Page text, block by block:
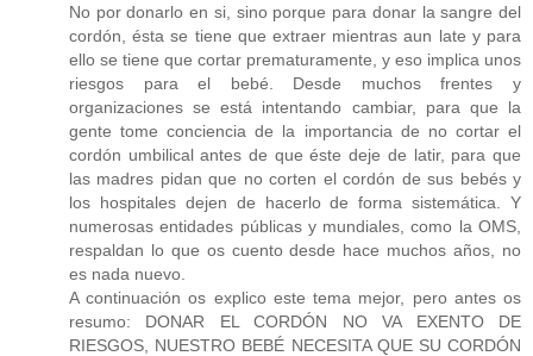
No por donarlo en si, sino porque para donar la sangre del
cordón, ésta se tiene que extraer mientras aun late y para
ello se tiene que cortar prematuramente, y eso implica unos
riesgos para el bebé. Desde muchos frentes y
organizaciones se está intentando cambiar, para que la
gente tome conciencia de la importancia de no cortar el
cordón umbilical antes de que éste deje de latir, para que
las madres pidan que no corten el cordón de sus bebés y
los hospitales dejen de hacerlo de forma sistemática. Y
numerosas entidades públicas y mundiales, como la OMS,
respaldan lo que os cuento desde hace muchos años, no
es nada nuevo.
A continuación os explico este tema mejor, pero antes os
resumo: DONAR EL CORDÓN NO VA EXENTO DE
RIESGOS, NUESTRO BEBÉ NECESITA QUE SU CORDÓN